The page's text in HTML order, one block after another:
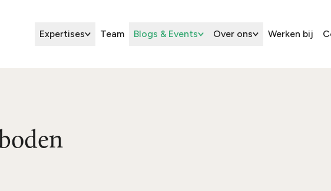
Expertises Team Blogs & Events Over ons Werken bij